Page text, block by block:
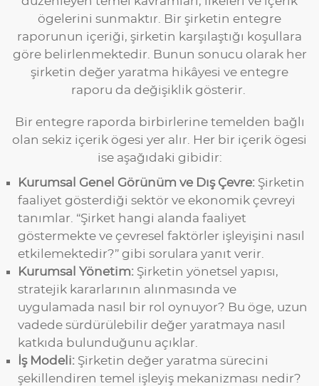
ögelerini sunmaktır. Bir şirketin entegre
raporunun içeriği, şirketin karşılaştığı koşullara
göre belirlenmektedir. Bunun sonucu olarak her
şirketin değer yaratma hikâyesi ve entegre
raporu da değişiklik gösterir.
Bir entegre raporda birbirlerine temelden bağlı
olan sekiz içerik ögesi yer alır. Her bir içerik ögesi
ise aşağıdaki gibidir:
Kurumsal Genel Görünüm ve Dış Çevre: Şirketin
faaliyet gösterdiği sektör ve ekonomik çevreyi
tanımlar. “Şirket hangi alanda faaliyet
göstermekte ve çevresel faktörler işleyişini nasıl
etkilemektedir?” gibi sorulara yanıt verir.
Kurumsal Yönetim: Şirketin yönetsel yapısı,
stratejik kararlarının alınmasında ve
uygulamada nasıl bir rol oynuyor? Bu öge, uzun
vadede sürdürülebilir değer yaratmaya nasıl
katkıda bulunduğunu açıklar.
İş Modeli: Şirketin değer yaratma sürecini
şekillendiren temel işleyiş mekanizması nedir?